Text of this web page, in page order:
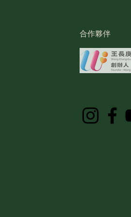
中央要求賴總統公開說明
合作夥伴